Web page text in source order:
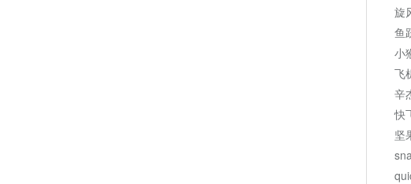
旋
鱼
小
飞
辛
快
坚